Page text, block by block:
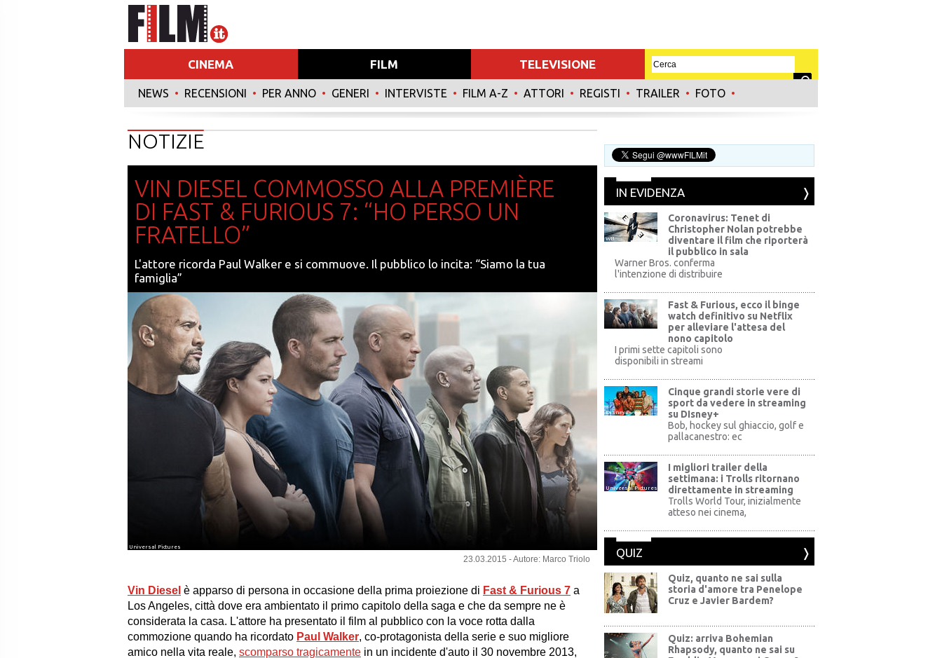
CINEMA FILM TELEVISIONE
NEWS • RECENSIONI • PER ANNO • GENERI • INTERVISTE • FILM A-Z • ATTORI • REGISTI • TRAILER • FOTO •
NOTIZIE
VIN DIESEL COMMOSSO ALLA PREMIÈRE
DI FAST & FURIOUS 7: “HO PERSO UN
FRATELLO”
L'attore ricorda Paul Walker e si commuove. Il pubblico lo incita: “Siamo la tua
famiglia”
Universal Pictures
23.03.2015 - Autore: Marco Triolo
Vin Diesel è apparso di persona in occasione della prima proiezione di Fast & Furious 7 a
Los Angeles, città dove era ambientato il primo capitolo della saga e che da sempre ne è
considerata la casa. L'attore ha presentato il film al pubblico con la voce rotta dalla
commozione quando ha ricordato Paul Walker, co-protagonista della serie e suo migliore
amico nella vita reale, scomparso tragicamente in un incidente d'auto il 30 novembre 2013,
IN EVIDENZA
WB
Coronavirus: Tenet di
Christopher Nolan potrebbe
diventare il film che riporterà
il pubblico in sala
Warner Bros. conferma
l'intenzione di distribuire
Fast & Furious, ecco il binge
watch definitivo su Netflix
per alleviare l'attesa del
nono capitolo
I primi sette capitoli sono
disponibili in streami
Disney+
Cinque grandi storie vere di
sport da vedere in streaming
su DIsney+
Bob, hockey sul ghiaccio, golf e
pallacanestro: ec
Universal Pictures
I migliori trailer della
settimana: i Trolls ritornano
direttamente in streaming
Trolls World Tour, inizialmente
atteso nei cinema,
QUIZ
Quiz, quanto ne sai sulla
storia d'amore tra Penelope
Cruz e Javier Bardem?
Quiz: arriva Bohemian
Rhapsody, quanto ne sai su